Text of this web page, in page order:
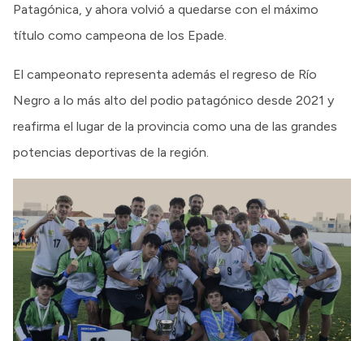
Patagónica, y ahora volvió a quedarse con el máximo
título como campeona de los Epade.
El campeonato representa además el regreso de Río
Negro a lo más alto del podio patagónico desde 2021 y
reafirma el lugar de la provincia como una de las grandes
potencias deportivas de la región.